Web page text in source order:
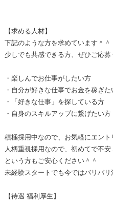
【求める人材】
下記のような方を求めています＾＾
少しでも共感できる方、ぜひご応募
・楽しんでお仕事がしたい方
・自分が好きな仕事でお金を稼ぎた
・「好きな仕事」を探している方
・自身のスキルアップに繋げたい方
積極採用中なので、お気軽にエン
人柄重視採用なので、初めてで不安
という方もご安心ください＾＾
未経験スタートでも今ではバリバ
【待遇 福利厚生】